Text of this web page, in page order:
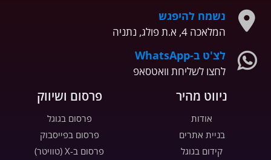
נשמח להיפגש
המלאכה 4, א.ת פולג, נתניה
לצ'ט ב-WhatsApp
לחצו לשליחת וואטסאפ
ניווט מהיר
אודות
בניית אתרים
קידום בגוגל
פרסום ושיווק
פרסום בגוגל
פרסום בפייסבוק
פרסום ב-X (טוויטר)